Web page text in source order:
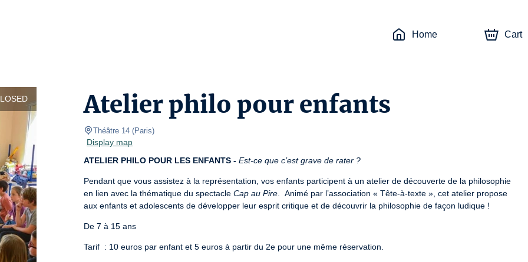
Home Cart
Atelier philo pour enfants
Théâtre 14 (Paris)
Display map
ATELIER PHILO POUR LES ENFANTS - Est-ce que c’est grave de rater ?
Pendant que vous assistez à la représentation, vos enfants participent à un atelier de découverte de la philosophie
en lien avec la thématique du spectacle Cap au Pire .  Animé par l’association « Tête-à-texte », cet atelier propose
aux enfants et adolescents de développer leur esprit critique et de découvrir la philosophie de façon ludique !
De 7 à 15 ans
Tarif  : 10 euros par enfant et 5 euros à partir du 2e pour une même réservation.